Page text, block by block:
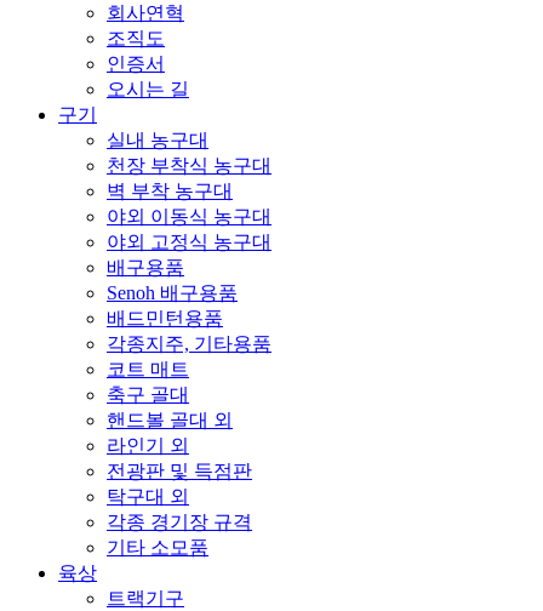
회사연혁
조직도
인증서
오시는 길
구기
실내 농구대
천장 부착식 농구대
벽 부착 농구대
야외 이동식 농구대
야외 고정식 농구대
배구용품
Senoh 배구용품
배드민턴용품
각종지주, 기타용품
코트 매트
축구 골대
핸드볼 골대 외
라인기 외
전광판 및 득점판
탁구대 외
각종 경기장 규격
기타 소모품
육상
트랙기구